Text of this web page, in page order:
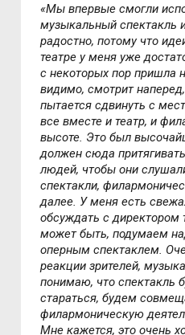
«Мы впервые смогли
музыкальный спектакль
радостно, потому что
театре у меня уже
с некоторых пор пришла
видимо, смотрит
пытается сдвинуть с
все вместе и театр, и
высоте. Это был
должен сюда
людей, чтобы они
спектакли,
далее. У меня есть
обсуждать с директором
может быть, подумаем
оперным спектаклем.
реакции зрителей,
понимаю, что спектакль
стараться, будем
филармоническую
Мне кажется, это очень